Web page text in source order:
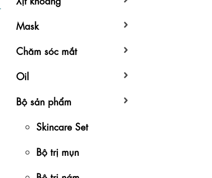
Mask
Chăm sóc mắt
Oil
Bộ sản phẩm
Skincare Set
Bộ trị mụn